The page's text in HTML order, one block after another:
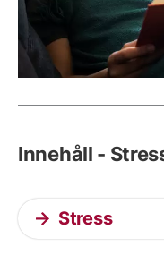
Innehåll -
Stress